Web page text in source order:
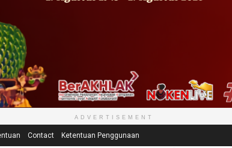
ADVERTISEMENT
Contact Ketentuan Penggunaan